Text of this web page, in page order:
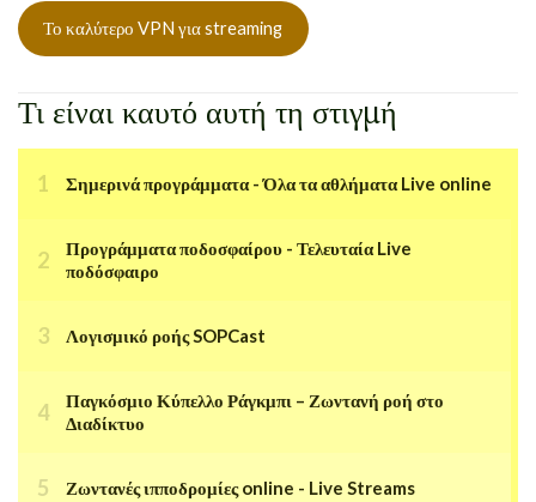
Το καλύτερο VPN για streaming
Τι είναι καυτό αυτή τη στιγμή
Σημερινά προγράμματα - Όλα τα αθλήματα Live online
Προγράμματα ποδοσφαίρου - Τελευταία Live
ποδόσφαιρο
Λογισμικό ροής SOPCast
Παγκόσμιο Κύπελλο Ράγκμπι – Ζωντανή ροή στο
Διαδίκτυο
Ζωντανές ιπποδρομίες online - Live Streams